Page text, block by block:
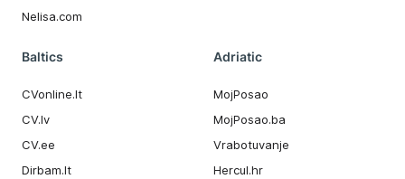
Nelisa.com
Baltics
CVonline.lt
CV.lv
CV.ee
Dirbam.It
Adriatic
MojPosao
MojPosao.ba
Vrabotuvanje
Hercul.hr